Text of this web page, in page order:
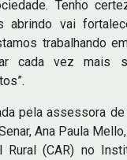
Tenho
abrindo vai
trabalhando
cada vez mais
pela assessora
Ana Paula
Rural (CAR) no